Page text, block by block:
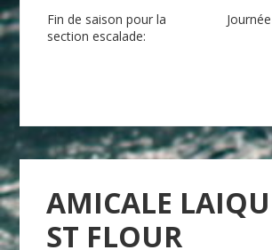
Navigation
Fin de saison pour la
section escalade:
AMICALE
ST FLOUR